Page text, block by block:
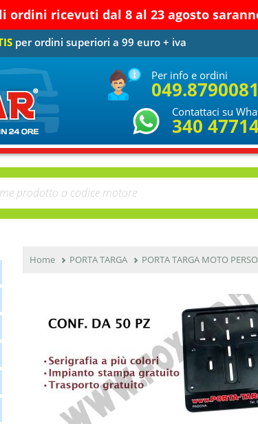
ordini ricevuti dal 8 al 23 agosto
per ordini superiori a 99 euro + iva
Per info e ordini
049.8790081
Contattaci su
340
Home PORTA TARGA PORTA TARGA MOTO